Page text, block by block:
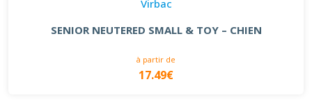
Virbac
SENIOR NEUTERED SMALL & TOY – CHIEN
à partir de
17.49€